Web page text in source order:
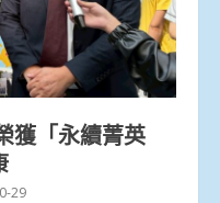
獲「永續菁英
29